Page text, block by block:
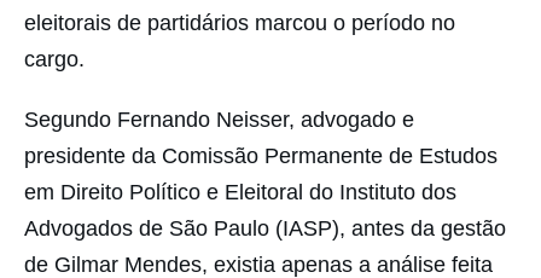
eleitorais de partidários marcou o período no
cargo.
Segundo Fernando Neisser, advogado e
presidente da Comissão Permanente de Estudos
em Direito Político e Eleitoral do Instituto dos
Advogados de São Paulo (IASP), antes da gestão
de Gilmar Mendes, existia apenas a análise feita